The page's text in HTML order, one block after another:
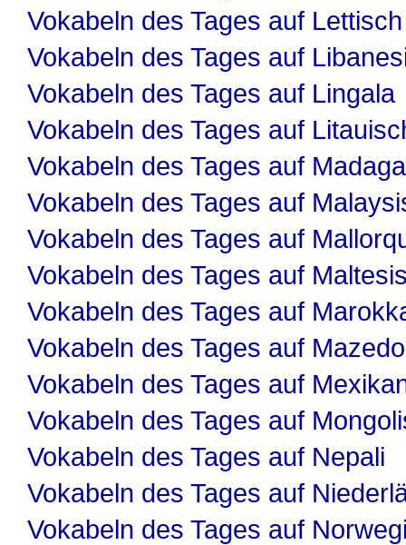
Vokabeln des Tages auf Lettisch
Vokabeln des Tages auf
Vokabeln des Tages auf Lingala
Vokabeln des Tages auf
Vokabeln des Tages auf
Vokabeln des Tages auf
Vokabeln des Tages auf
Vokabeln des Tages auf
Vokabeln des Tages auf
Vokabeln des Tages auf
Vokabeln des Tages auf
Vokabeln des Tages auf
Vokabeln des Tages auf Nepali
Vokabeln des Tages auf
Vokabeln des Tages auf